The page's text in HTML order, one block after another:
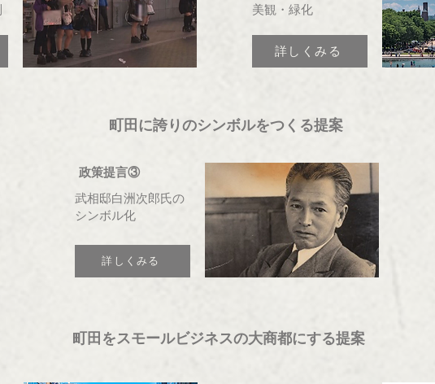
美観・緑化
詳しくみる
町田に誇りのシンボルをつくる提案
政策提言③
武相邸白洲次郎氏の
シンボル化
詳しくみる
町田をスモールビジネスの大商都にする提案